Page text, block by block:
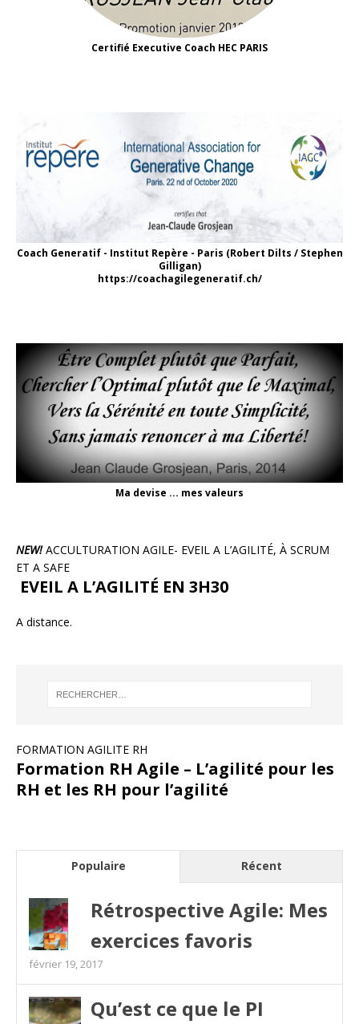
Certifié Executive Coach HEC PARIS
Coach Generatif - Institut Repère - Paris (Robert Dilts / Stephen
Gilligan)
https://coachagilegeneratif.ch/
Ma devise ... mes valeurs
NEW!ACCULTURATION AGILE- EVEIL A L’AGILITÉ, À SCRUM
ET A SAFE
EVEIL A L’AGILITÉ EN 3H30
A distance.
FORMATION AGILITE RH
Formation RH Agile – L’agilité pour les
RH et les RH pour l’agilité
Populaire Récent
Rétrospective Agile: Mes
exercices favoris
février 19, 2017
Qu’est ce que le PI